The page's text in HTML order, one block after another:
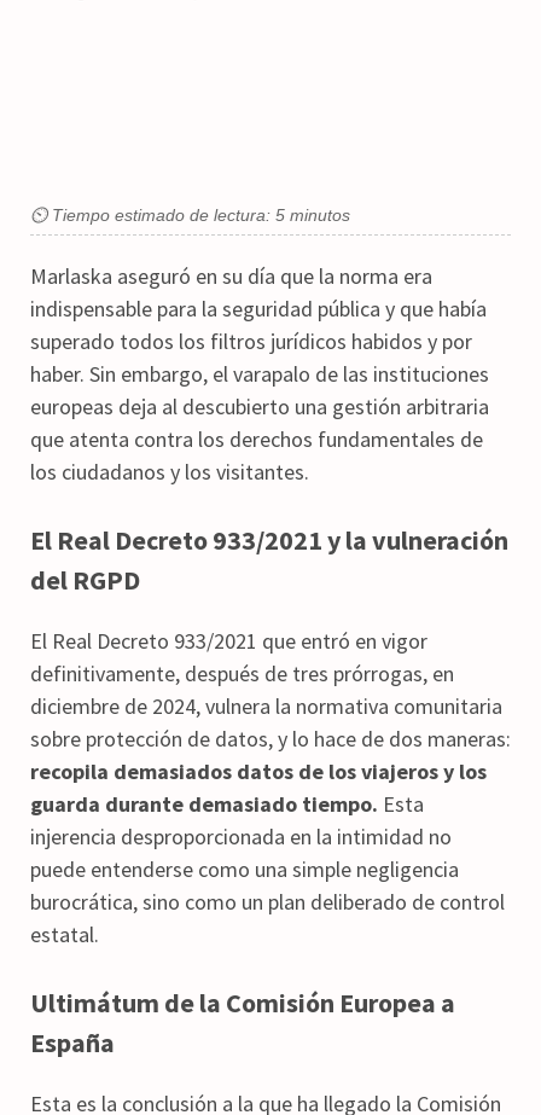
⏲ Tiempo estimado de lectura: 5 minutos
Marlaska aseguró en su día que la norma era
indispensable para la seguridad pública y que había
superado todos los filtros jurídicos habidos y por
haber. Sin embargo, el varapalo de las instituciones
europeas deja al descubierto una gestión arbitraria
que atenta contra los derechos fundamentales de
los ciudadanos y los visitantes.
El Real Decreto 933/2021 y la vulneración
del RGPD
El Real Decreto 933/2021 que entró en vigor
definitivamente, después de tres prórrogas, en
diciembre de 2024, vulnera la normativa comunitaria
sobre protección de datos, y lo hace de dos maneras:
recopila demasiados datos de los viajeros y los
guarda durante demasiado tiempo. Esta
injerencia desproporcionada en la intimidad no
puede entenderse como una simple negligencia
burocrática, sino como un plan deliberado de control
estatal.
Ultimátum de la Comisión Europea a
España
Esta es la conclusión a la que ha llegado la Comisión